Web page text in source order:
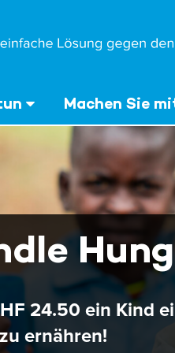
Machen Sie
24.50 ein Kind
ernähren!